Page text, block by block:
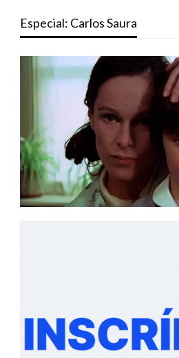
Especial: Carlos Saura